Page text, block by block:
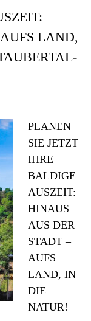
LAND,
PLANEN
SIE JETZT
IHRE
BALDIGE
AUSZEIT:
HINAUS
AUS DER
STADT –
AUFS
LAND, IN
DIE
NATUR!